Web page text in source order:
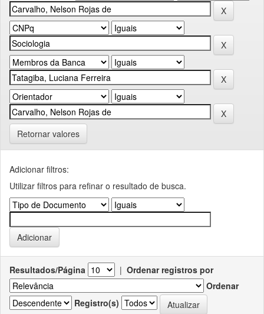
Retornar valores
Adicionar filtros:
Utilizar filtros para refinar o resultado de busca.
Resultados/Página | Ordenar registros por
Ordenar
Registro(s)